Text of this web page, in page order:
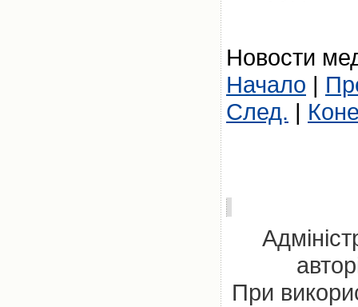
Новости
Начало |
След. |
При